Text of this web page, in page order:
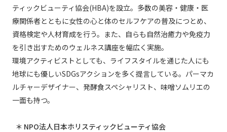
ティックビューティ協会(HBA)を設立。多数の美容・健康・医
療関係者とともに女性の心と体のセルフケアの普及につとめ、
資格検定や人材育成を行う。また、自らも自然治癒力や免疫力
を引き出すためのウェルネス講座を幅広く実施。
環境アクティビストとしても、ライフスタイルを通じた人にも
地球にも優しいSDGsアクションを多く提言している。パーマカ
ルチャーデザイナー、発酵食スペシャリスト、味噌ソムリエの
一面も持つ。
＊ NPO法人日本ホリスティックビューティ協会